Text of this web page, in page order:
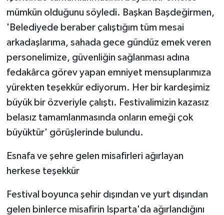
mümkün olduğunu söyledi. Başkan Başdeğirmen,
'Belediyede beraber çalıştığım tüm mesai
arkadaşlarıma, sahada gece gündüz emek veren
personelimize, güvenliğin sağlanması adına
fedakârca görev yapan emniyet mensuplarımıza
yürekten teşekkür ediyorum. Her bir kardeşimiz
büyük bir özveriyle çalıştı. Festivalimizin kazasız
belasız tamamlanmasında onların emeği çok
büyüktür' görüşlerinde bulundu.
Esnafa ve şehre gelen misafirleri ağırlayan
herkese teşekkür
Festival boyunca şehir dışından ve yurt dışından
gelen binlerce misafirin Isparta'da ağırlandığını